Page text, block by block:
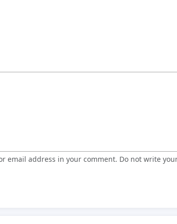
address in your comment. Do not write